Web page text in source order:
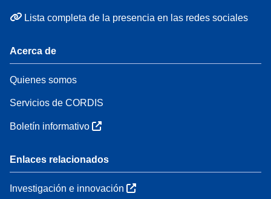
Lista completa de la presencia en las redes sociales
Acerca de
Quienes somos
Servicios de CORDIS
Boletín informativo
Enlaces relacionados
Investigación e innovación